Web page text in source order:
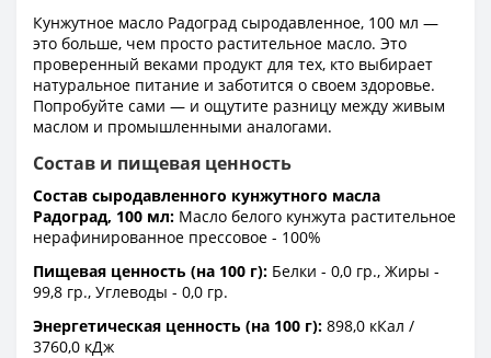
Кунжутное масло Радоград сыродавленное, 100 мл —
это больше, чем просто растительное масло. Это
проверенный веками продукт для тех, кто выбирает
натуральное питание и заботится о своем здоровье.
Попробуйте сами — и ощутите разницу между живым
маслом и промышленными аналогами.
Состав и пищевая ценность
Состав сыродавленного кунжутного масла
Радоград, 100 мл: Масло белого кунжута растительное
нерафинированное прессовое - 100%
Пищевая ценность (на 100 г): Белки - 0,0 гр., Жиры -
99,8 гр., Углеводы - 0,0 гр.
Энергетическая ценность (на 100 г): 898,0 кКал /
3760,0 кДж